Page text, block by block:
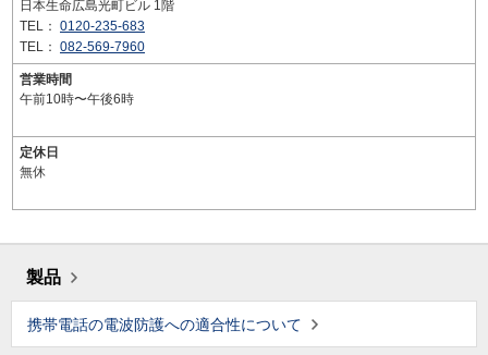
日本生命広島光町ビル 1階
TEL： 0120-235-683
TEL： 082-569-7960
営業時間
午前10時〜午後6時
定休日
無休
製品
携帯電話の電波防護への適合性について